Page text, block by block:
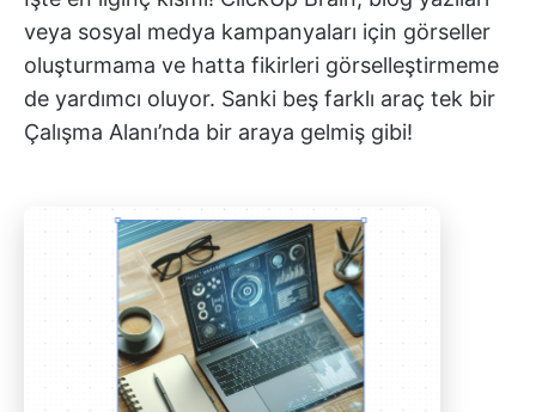
veya sosyal medya kampanyaları için görseller
oluşturmama ve hatta fikirleri görselleştirmeme
de yardımcı oluyor. Sanki beş farklı araç tek bir
Çalışma Alanı’nda bir araya gelmiş gibi!